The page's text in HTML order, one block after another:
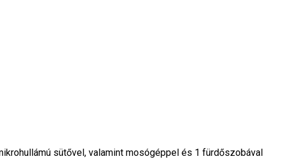
sütővel, valamint mosógéppel és 1 fürdőszobával